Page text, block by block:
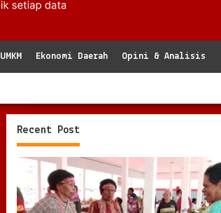
UMKM Ekonomi Daerah Opini & Analisis
Recent Post